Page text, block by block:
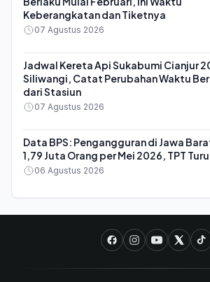
Keberangkatan dan Tiketnya
07 Agustus 2026
Jadwal Kereta Api Sukabumi Cianjur
Siliwangi, Catat Perubahan Waktu
dari Stasiun
07 Agustus 2026
Data BPS: Pengangguran di Jawa
1,79 Juta Orang per Mei 2026, TPT
06 Agustus 2026